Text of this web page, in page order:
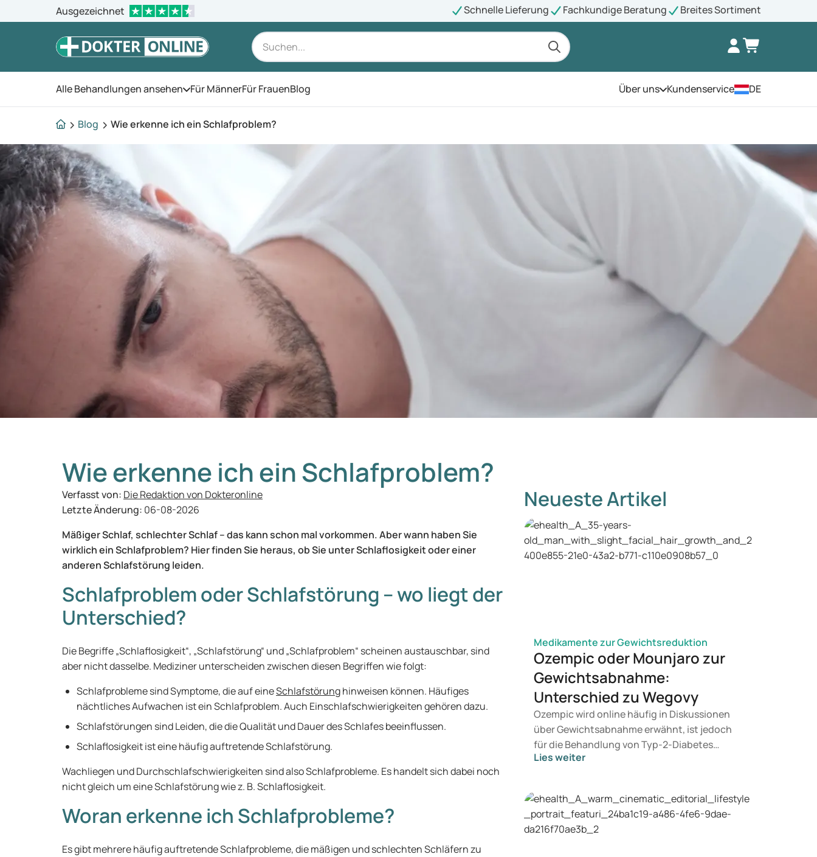
Ausgezeichnet Schnelle Lieferung Fachkundige Beratung Breites Sortiment
Alle Behandlungen ansehen Öffnen Sie das Menü
Für MännerFür FrauenBlog Über unsÖffnen Sie das Menü
Kundenservice DE
Blog Wie erkenne ich ein Schlafproblem?
Wie erkenne ich ein Schlafproblem?
Verfasst von: Die Redaktion von Dokteronline
Letzte Änderung: 06-08-2026
Mäßiger Schlaf, schlechter Schlaf – das kann schon mal vorkommen. Aber wann haben Sie
wirklich ein Schlafproblem? Hier finden Sie heraus, ob Sie unter Schlaflosigkeit oder einer
anderen Schlafstörung leiden.
Schlafproblem oder Schlafstörung – wo liegt der
Unterschied?
Die Begriffe „Schlaflosigkeit“, „Schlafstörung“ und „Schlafproblem“ scheinen austauschbar, sind
aber nicht dasselbe. Mediziner unterscheiden zwischen diesen Begriffen wie folgt:
Schlafprobleme sind Symptome, die auf eineSchlafstörunghinweisen können. Häufiges
nächtliches Aufwachen ist ein Schlafproblem. Auch Einschlafschwierigkeiten gehören dazu.
Schlafstörungen sind Leiden, die die Qualität und Dauer des Schlafes beeinflussen.
Schlaflosigkeit ist eine häufig auftretende Schlafstörung.
Wachliegen und Durchschlafschwierigkeiten sind also Schlafprobleme. Es handelt sich dabei noch
nicht gleich um eine Schlafstörung wie z. B. Schlaflosigkeit.
Woran erkenne ich Schlafprobleme?
Es gibt mehrere häufig auftretende Schlafprobleme, die mäßigen und schlechten Schläfern zu
Neueste Artikel
Medikamente zur Gewichtsreduktion
Ozempic oder Mounjaro zur
Gewichtsabnahme:
Unterschied zu Wegovy
Ozempic wird online häufig in Diskussionen
über Gewichtsabnahme erwähnt, ist jedoch
für die Behandlung von Typ-2-Diabetes
vorgesehen. Wenn Sie eine Therapie zur
Betracht. Welche Behandlung für Sie geeignet
ist, entscheidet ein Arzt auf Grundlage Ihrer
Gesundheit, Ihres BMI und Ihres
Lies weiter